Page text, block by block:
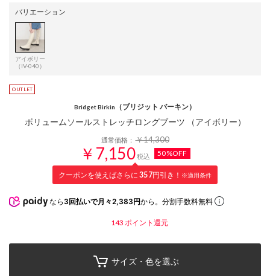
バリエーション
アイボリー
（IV-040）
Bridget Birkin （ブリジット バーキン）
ボリュームソールストレッチロングブーツ （アイボリー）
通常価格：￥14,300
￥7,150税込 50%OFF
クーポンを使えばさらに357円引き！ ※適用条件
なら 3回払いで月々2,383円から。分割手数料無料
143 ポイント還元
サイズ・色を選ぶ